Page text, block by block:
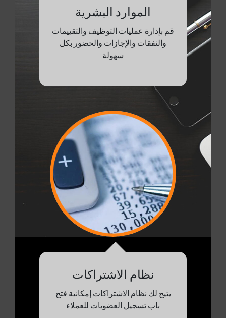
الموارد البشرية
قم بإدارة عمليات التوظيف والتقييمات
والنفقات والإجازات والحضور بكل
سهولة
نظام الاشتراكات
يتيح لك نظام الاشتراكات إمكانية فتح
باب تسجيل العضويات للعملاء